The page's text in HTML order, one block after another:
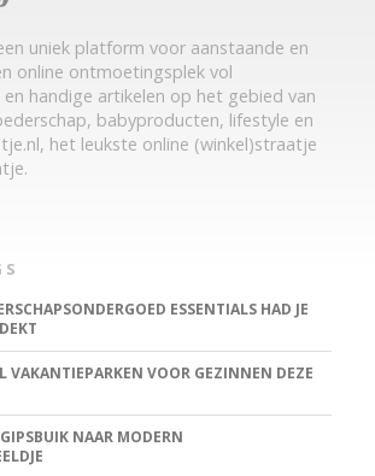
uniek platform voor aanstaande en
online ontmoetingsplek vol
handige artikelen op het gebied van
babyproducten, lifestyle en
het leukste online (winkel)straatje
ESSENTIALS HAD JE
VAKANTIEPARKEN VOOR GEZINNEN DEZE
NAAR MODERN